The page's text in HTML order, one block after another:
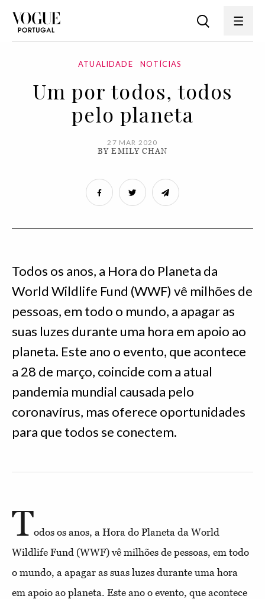
ATUALIDADE NOTÍCIAS
Um por todos, todos
pelo planeta
27 MAR 2020
BY EMILY CHAN
Todos os anos, a Hora do Planeta da
World Wildlife Fund (WWF) vê milhões de
pessoas, em todo o mundo, a apagar as
suas luzes durante uma hora em apoio ao
planeta. Este ano o evento, que acontece
a 28 de março, coincide com a atual
pandemia mundial causada pelo
coronavírus, mas oferece oportunidades
para que todos se conectem.
Todos os anos, a Hora do Planeta da World
Wildlife Fund (WWF) vê milhões de pessoas, em todo
o mundo, a apagar as suas luzes durante uma hora
em apoio ao planeta. Este ano o evento, que acontece